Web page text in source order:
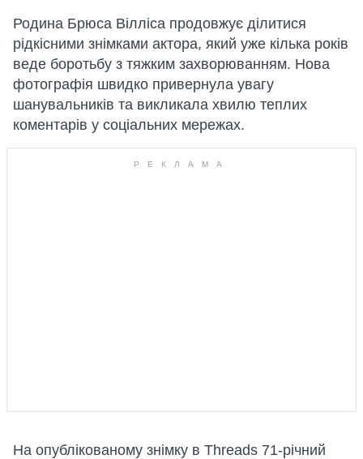
Родина Брюса Вілліса продовжує ділитися
рідкісними знімками актора, який уже кілька років
веде боротьбу з тяжким захворюванням. Нова
фотографія швидко привернула увагу
шанувальників та викликала хвилю теплих
коментарів у соціальних мережах.
На опублікованому знімку в Threads 71-річний